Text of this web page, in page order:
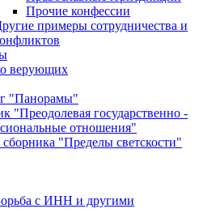
Прочие конфессии
примеры сотрудничества и
верующих
"Панорамы"
"Преодолевая государственно -
отношения"
сборника "Пределы светскости"
с ИНН и другими